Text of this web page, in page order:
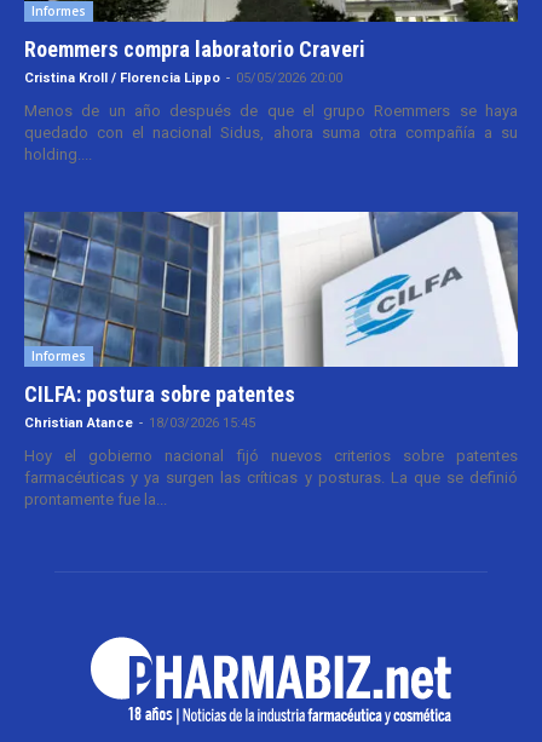
Informes
Roemmers compra laboratorio Craveri
Cristina Kroll / Florencia Lippo - 05/05/2026 20:00
Menos de un año después de que el grupo Roemmers se haya
quedado con el nacional Sidus, ahora suma otra compañía a su
holding....
Informes
CILFA: postura sobre patentes
Christian Atance - 18/03/2026 15:45
Hoy el gobierno nacional fijó nuevos criterios sobre patentes
farmacéuticas y ya surgen las críticas y posturas. La que se definió
prontamente fue la...